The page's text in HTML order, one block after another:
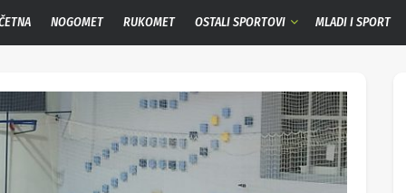
NOGOMET RUKOMET OSTALI SPORTOVI MLADI I SPORT